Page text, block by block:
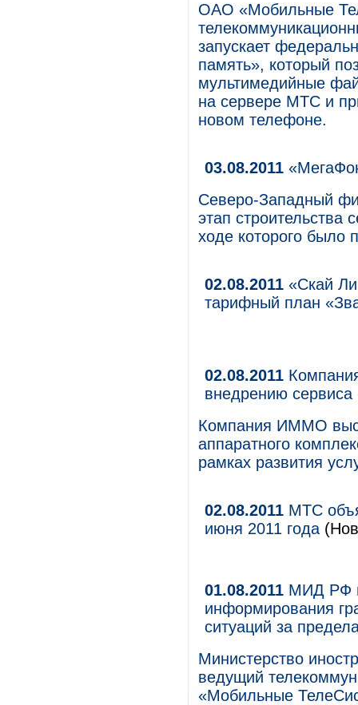
ОАО «Мобильные
запускает
память», который
мультимедийные
на сервере МТС и
новом телефоне.
03.08.2011
Северо-Западный
этап строительства
ходе которого было
02.08.2011 «Скай
тарифный план
02.08.2011
внедрению
Компания ИММО
аппаратного
рамках развития
02.08.2011 МТС
июня 2011 года
01.08.2011 МИД РФ
информирования
ситуаций за
Министерство
ведущий
«Мобильные